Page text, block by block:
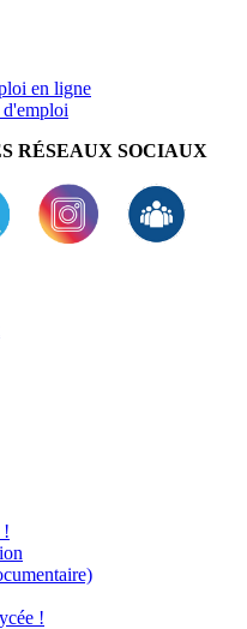
en ligne
RÉSEAUX SOCIAUX
!
!